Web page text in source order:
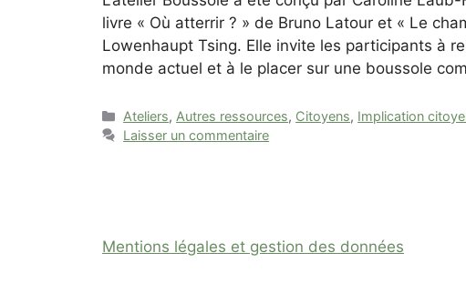
livre « Où atterrir ? » de Bruno Latour et « Le
Lowenhaupt Tsing. Elle invite les participants à
monde actuel et à le placer sur une boussole
Catégories
Ateliers, Autres ressources, Citoyens, Implication
Laisser un commentaire
Mentions légales et gestion des données